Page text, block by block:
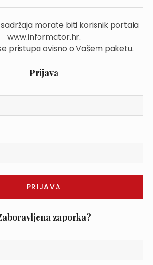
morate biti korisnik portala
www.informator.hr.
pristupa ovisno o Vašem paketu.
Prijava
zaporka?